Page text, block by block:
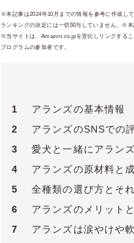
※本記事は2024年10月までの情報を参考に作成し
ランキングの決定には一切関与していません。※
※当サイトは、Amazon.co.jpを宣伝しリンクする
プログラムの参加者です。
1
アランズの基本情報
2
アランズのSNSでの
3
愛犬と一緒にアラン
4
アランズの原材料と
5
全種類の選び方とそ
6
アランズのメリット
7
アランズは涙やけや